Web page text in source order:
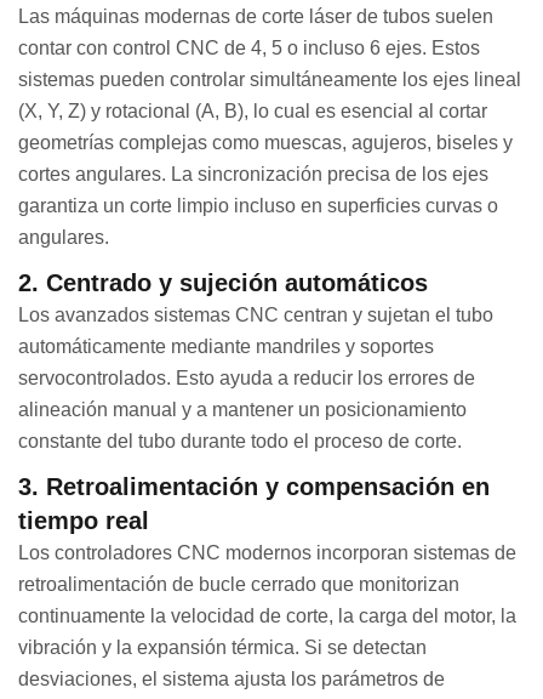
Las máquinas modernas de corte láser de tubos suelen
contar con control CNC de 4, 5 o incluso 6 ejes. Estos
sistemas pueden controlar simultáneamente los ejes lineal
(X, Y, Z) y rotacional (A, B), lo cual es esencial al cortar
geometrías complejas como muescas, agujeros, biseles y
cortes angulares. La sincronización precisa de los ejes
garantiza un corte limpio incluso en superficies curvas o
angulares.
2. Centrado y sujeción automáticos
Los avanzados sistemas CNC centran y sujetan el tubo
automáticamente mediante mandriles y soportes
servocontrolados. Esto ayuda a reducir los errores de
alineación manual y a mantener un posicionamiento
constante del tubo durante todo el proceso de corte.
3. Retroalimentación y compensación en
tiempo real
Los controladores CNC modernos incorporan sistemas de
retroalimentación de bucle cerrado que monitorizan
continuamente la velocidad de corte, la carga del motor, la
vibración y la expansión térmica. Si se detectan
desviaciones, el sistema ajusta los parámetros de